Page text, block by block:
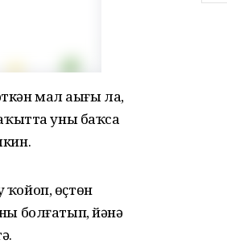
мал аҙығы ла,
уны баҡса
өҫтөн
болғатып, йәнә